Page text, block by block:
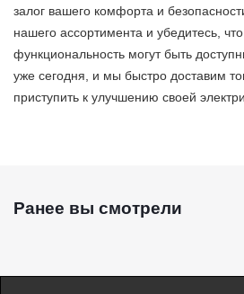
залог вашего комфорта и
нашего ассортимента и убедитесь,
функциональность могут быть
уже сегодня, и мы быстро доставим
приступить к улучшению своей
Ранее вы смотрели